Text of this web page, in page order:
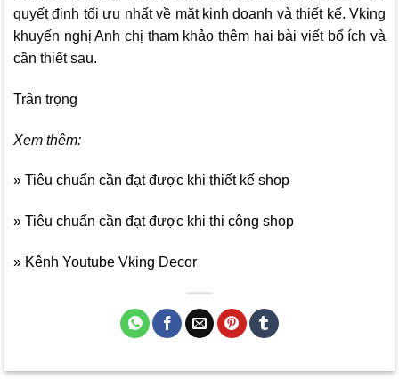
quyết định tối ưu nhất về mặt kinh doanh và thiết kế. Vking
khuyến nghị Anh chị tham khảo thêm hai bài viết bổ ích và
cần thiết sau.
Trân trọng
Xem thêm:
» Tiêu chuẩn cần đạt được khi thiết kế shop
» Tiêu chuẩn cần đạt được khi thi công shop
» Kênh Youtube Vking Decor